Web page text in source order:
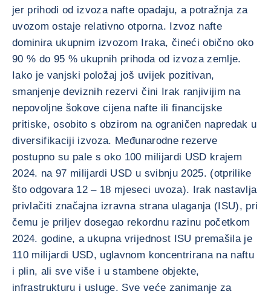
jer prihodi od izvoza nafte opadaju, a potražnja za
uvozom ostaje relativno otporna. Izvoz nafte
dominira ukupnim izvozom Iraka, čineći obično oko
90 % do 95 % ukupnih prihoda od izvoza zemlje.
Iako je vanjski položaj još uvijek pozitivan,
smanjenje deviznih rezervi čini Irak ranjivijim na
nepovoljne šokove cijena nafte ili financijske
pritiske, osobito s obzirom na ograničen napredak u
diversifikaciji izvoza. Međunarodne rezerve
postupno su pale s oko 100 milijardi USD krajem
2024. na 97 milijardi USD u svibnju 2025. (otprilike
što odgovara 12 – 18 mjeseci uvoza). Irak nastavlja
privlačiti značajna izravna strana ulaganja (ISU), pri
čemu je priljev dosegao rekordnu razinu početkom
2024. godine, a ukupna vrijednost ISU premašila je
110 milijardi USD, uglavnom koncentrirana na naftu
i plin, ali sve više i u stambene objekte,
infrastrukturu i usluge. Sve veće zanimanje za